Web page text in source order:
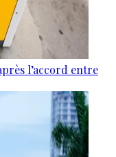
l’accord entre